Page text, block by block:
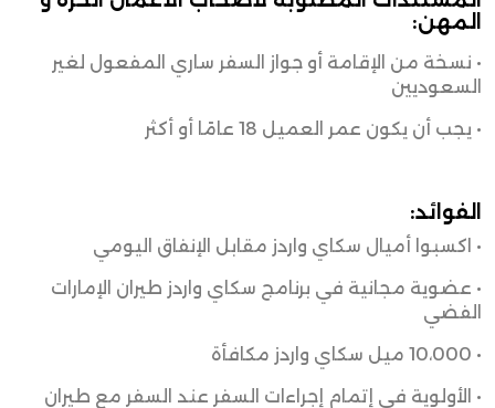
المهن:
• نسخة من الإقامة أو جواز السفر ساري المفعول لغير
السعوديين
• يجب أن يكون عمر العميل 18 عامًا أو أكثر
الفوائد:
• اكسبوا أميال سكاي واردز مقابل الإنفاق اليومي
• عضوية مجانية في برنامج سكاي واردز طيران الإمارات
الفضي
• 10،000 ميل سكاي واردز مكافأة
• الأولوية في إتمام إجراءات السفر عند السفر مع طيران